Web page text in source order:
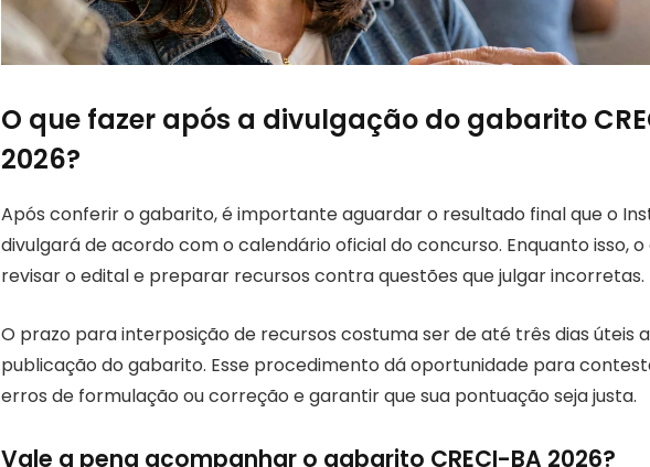
O que fazer após a divulgação do gabarito
2026?
Após conferir o gabarito, é importante aguardar o resultado final que o
divulgará de acordo com o calendário oficial do concurso. Enquanto isso,
revisar o edital e preparar recursos contra questões que julgar incorretas.
O prazo para interposição de recursos costuma ser de até três dias úteis
publicação do gabarito. Esse procedimento dá oportunidade para
erros de formulação ou correção e garantir que sua pontuação seja justa.
Vale a pena acompanhar o gabarito CRECI-BA 2026?